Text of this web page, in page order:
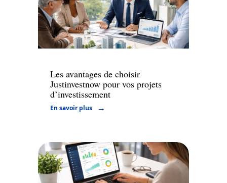
Finance
Les avantages de choisir
Justinvestnow pour vos projets
d’investissement
En savoir plus